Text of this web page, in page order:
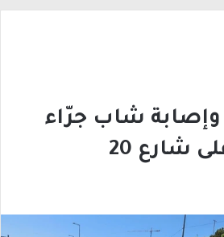
شاب جرّاء
شارع 20